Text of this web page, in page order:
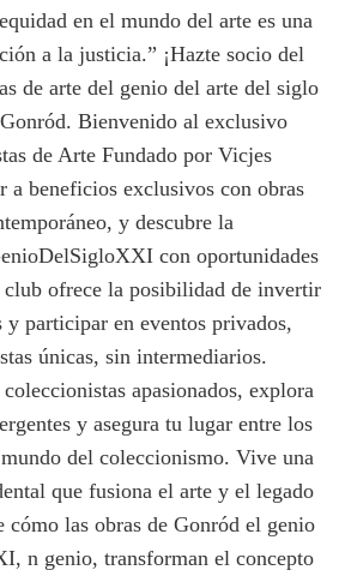
en el mundo del arte es una
a la justicia.” ¡Hazte socio del
de arte del genio del arte del siglo
Bienvenido al exclusivo
de Arte Fundado por Vicjes
a beneficios exclusivos con obras
y descubre la
con oportunidades
club ofrece la posibilidad de invertir
y participar en eventos privados,
únicas, sin intermediarios.
apasionados, explora
y asegura tu lugar entre los
del coleccionismo. Vive una
que fusiona el arte y el legado
cómo las obras de Gonród el genio
n genio, transforman el concepto